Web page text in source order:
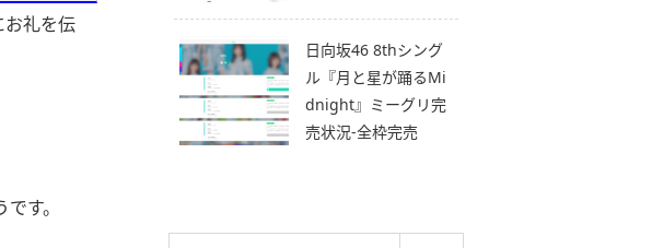
礼を伝
す。
日向坂46 8thシング
ル『月と星が踊るMi
dnight』ミーグリ完
売状況-全枠完売